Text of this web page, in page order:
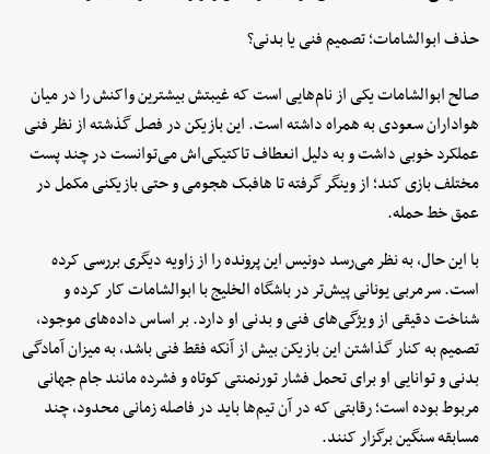
حذف ابوالشامات؛ تصمیم فنی یا بدنی؟
صالح ابوالشامات یکی از نام‌هایی است که غیبتش بیشترین واکنش را در میان
هواداران سعودی به همراه داشته است. این بازیکن در فصل گذشته از نظر فنی
عملکرد خوبی داشت و به دلیل انعطاف تاکتیکی‌اش می‌توانست در چند پست
مختلف بازی کند؛ از وینگر گرفته تا هافبک هجومی و حتی بازیکنی مکمل در
عمق خط حمله.
با این حال، به نظر می‌رسد دونیس این پرونده را از زاویه دیگری بررسی کرده
است. سرمربی یونانی پیش‌تر در باشگاه الخلیج با ابوالشامات کار کرده و
شناخت دقیقی از ویژگی‌های فنی و بدنی او دارد. بر اساس داده‌های موجود،
تصمیم به کنار گذاشتن این بازیکن بیش از آنکه فقط فنی باشد، به میزان آمادگی
بدنی و توانایی او برای تحمل فشار تورنمنتی کوتاه و فشرده مانند جام جهانی
مربوط بوده است؛ رقابتی که در آن تیم‌ها باید در فاصله زمانی محدود، چند
مسابقه سنگین برگزار کنند.